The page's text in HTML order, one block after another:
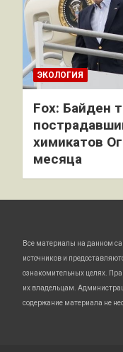
ЭКОЛОГИЯ
Fox: Байден
химикатов
месяца
Все материалы на данном
источников и
ознакомительных целях.
их владельцам.
содержание материала не